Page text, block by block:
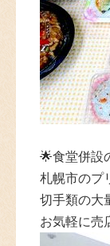
🌟食堂併設
札幌市のプ
切手類の大
お気軽に売